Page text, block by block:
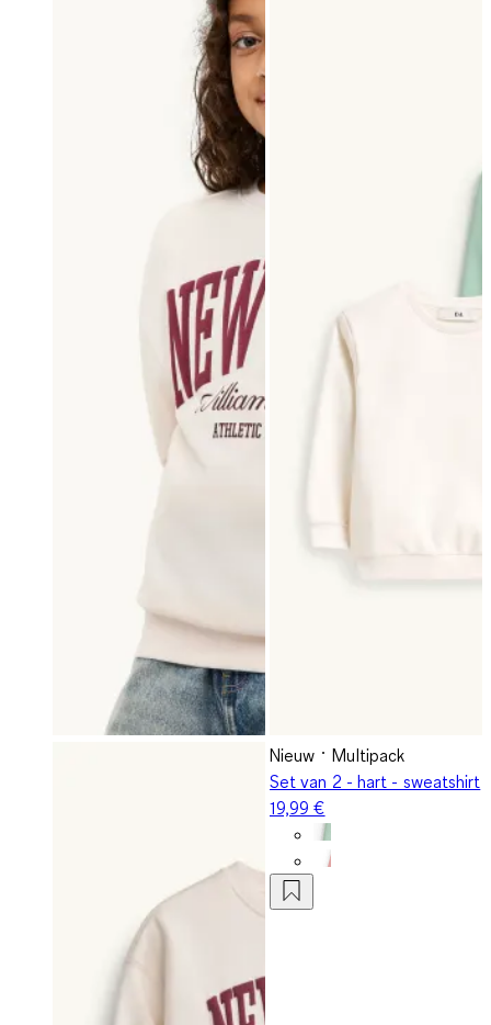
Nieuw
Multipack
Set van 2 - hart - sweatshirt
19,99 €